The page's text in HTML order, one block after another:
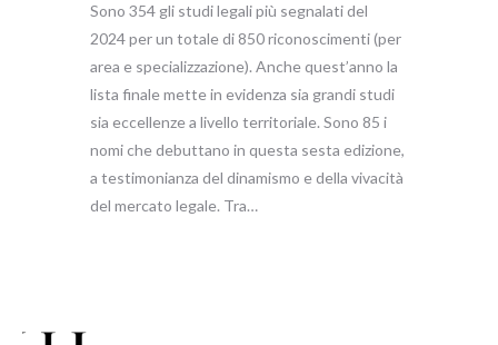
Sono 354 gli studi legali più segnalati del
2024 per un totale di 850 riconoscimenti (per
area e specializzazione). Anche quest’anno la
lista finale mette in evidenza sia grandi studi
sia eccellenze a livello territoriale. Sono 85 i
nomi che debuttano in questa sesta edizione,
a testimonianza del dinamismo e della vivacità
del mercato legale. Tra…